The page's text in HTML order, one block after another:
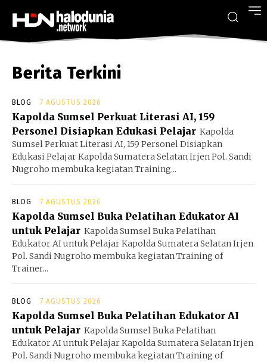
Berita Terkini
BLOG 7 AGUSTUS 2026
Kapolda Sumsel Perkuat Literasi AI, 159
Personel Disiapkan Edukasi Pelajar Kapolda
Sumsel Perkuat Literasi AI, 159 Personel Disiapkan
Edukasi Pelajar Kapolda Sumatera Selatan Irjen Pol. Sandi
Nugroho membuka kegiatan Training...
BLOG 7 AGUSTUS 2026
Kapolda Sumsel Buka Pelatihan Edukator AI
untuk Pelajar Kapolda Sumsel Buka Pelatihan
Edukator AI untuk Pelajar Kapolda Sumatera Selatan Irjen
Pol. Sandi Nugroho membuka kegiatan Training of
Trainer...
BLOG 7 AGUSTUS 2026
Kapolda Sumsel Buka Pelatihan Edukator AI
untuk Pelajar Kapolda Sumsel Buka Pelatihan
Edukator AI untuk Pelajar Kapolda Sumatera Selatan Irjen
Pol. Sandi Nugroho membuka kegiatan Training of